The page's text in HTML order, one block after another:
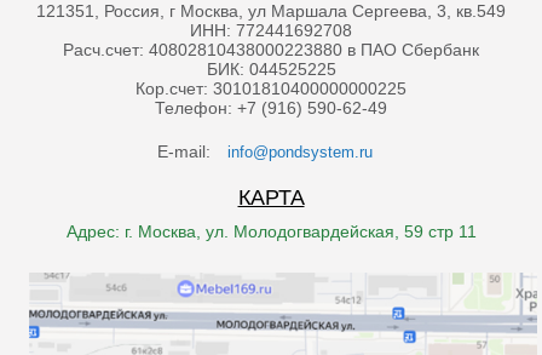
121351, Россия, г Москва, ул Маршала Сергеева, 3, кв.549
ИНН: 772441692708
Расч.счет: 40802810438000223880 в ПАО Сбербанк
БИК: 044525225
Кор.счет: 30101810400000000225
Телефон: +7 (916) 590-62-49
E-mail: info@pondsystem.ru
КАРТА
Адрес: г. Москва, ул. Молодогвардейская, 59 стр 11